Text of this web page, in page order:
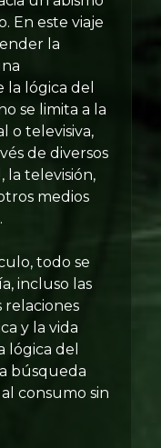
En este viaje
la
lógica del
se limita a la
o televisiva,
de diversos
la televisión,
medios
todo se
incluso las
relaciones
y la vida
lógica del
búsqueda
consumo sin